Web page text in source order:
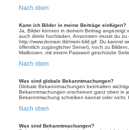
Nach oben
Kann ich Bilder in meine Beiträge einfügen?
Ja, Bilder können in deinem Beitrag angezeigt
auch direkt hochladen. Ansonsten musst du
http://www.domain.tld/mein-bild.gif. Du kannst
öffentlich zugänglicher Server), noch zu
Mailboxen, mit einem Passwort geschützte
Nach oben
Was sind globale Bekanntmachungen?
Globale Bekanntmachungen beinhalten
Bekanntmachungen erscheinen ganz oben in
Bekanntmachung schreiben kannst oder
Nach oben
Was sind Bekanntmachungen?